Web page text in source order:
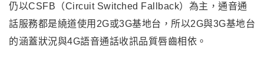
仍以CSFB（Circuit Switched Fallback）為主，通音通
話服務都是繞道使用2G或3G基地台，所以2G與3G基地台
的涵蓋狀況與4G語音通話收訊品質唇齒相依。